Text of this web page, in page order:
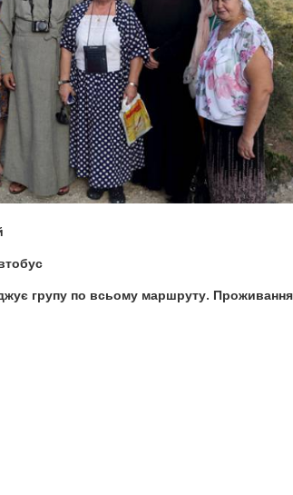
групу по всьому маршруту.